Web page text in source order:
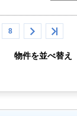
8
物件を並べ替え